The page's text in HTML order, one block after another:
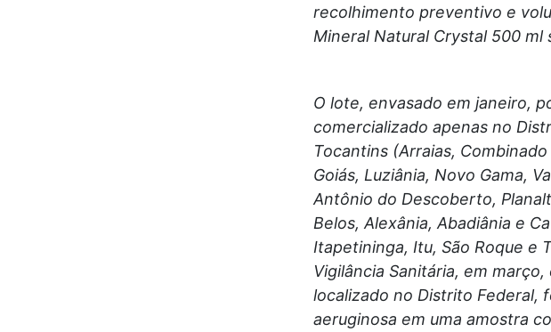
recolhimento preventivo e
Mineral Natural Crystal 500 ml
O lote, envasado em janeiro,
comercializado apenas no
Tocantins (Arraias,
Goiás, Luziânia, Novo Gama,
Antônio do Descoberto,
Belos, Alexânia, Abadiânia e
Itapetininga, Itu, São Roque e
Vigilância Sanitária, em
localizado no Distrito Federal,
aeruginosa em uma amostra